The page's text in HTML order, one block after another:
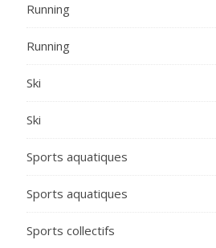
Running
Running
Ski
Ski
Sports aquatiques
Sports aquatiques
Sports collectifs